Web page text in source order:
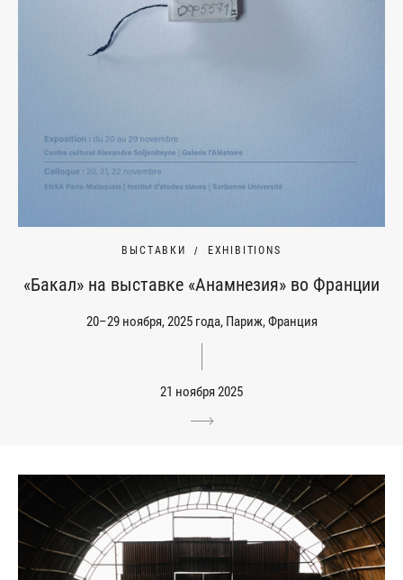
ВЫСТАВКИ EXHIBITIONS
«Бакал» на выставке «Анамнезия» во Франции
20–29 ноября, 2025 года, Париж, Франция
21 ноября 2025